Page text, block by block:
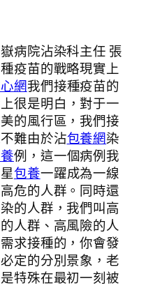
院沾染科主任 張
疫苗的戰略現實上
網我們接種疫苗的
很是明白，對于一
的風行區，我們接
難由於沾包養網染
例，這一個病例我
包養一躍成為一線
危的人群。同時還
的人群，我們叫高
人群、高風險的人
求接種的，你會發
定的分別景象，老
特殊在最初一刻被